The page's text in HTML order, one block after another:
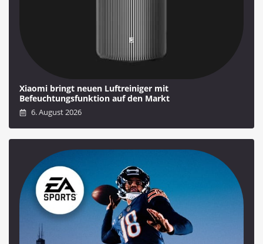
Xiaomi bringt neuen Luftreiniger mit
Befeuchtungsfunktion auf den Markt
6. August 2026